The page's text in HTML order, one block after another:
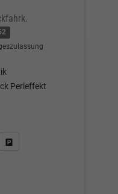
Perleffekt
Angebot anfordern
Datei, Fahrzeugexposé drucken